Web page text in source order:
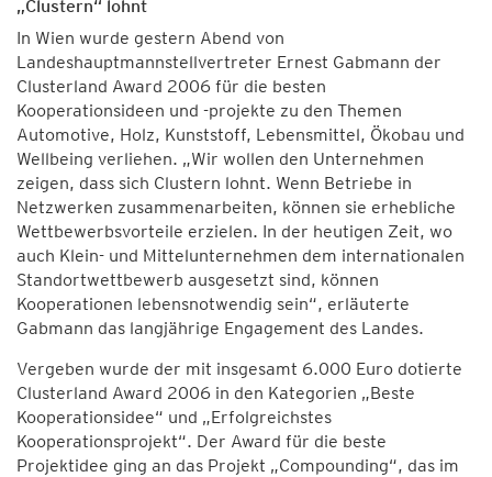
„Clustern“ lohnt
In Wien wurde gestern Abend von
Landeshauptmannstellvertreter Ernest Gabmann der
Clusterland Award 2006 für die besten
Kooperationsideen und -projekte zu den Themen
Automotive, Holz, Kunststoff, Lebensmittel, Ökobau und
Wellbeing verliehen. „Wir wollen den Unternehmen
zeigen, dass sich Clustern lohnt. Wenn Betriebe in
Netzwerken zusammenarbeiten, können sie erhebliche
Wettbewerbsvorteile erzielen. In der heutigen Zeit, wo
auch Klein- und Mittelunternehmen dem internationalen
Standortwettbewerb ausgesetzt sind, können
Kooperationen lebensnotwendig sein“, erläuterte
Gabmann das langjährige Engagement des Landes.
Vergeben wurde der mit insgesamt 6.000 Euro dotierte
Clusterland Award 2006 in den Kategorien „Beste
Kooperationsidee“ und „Erfolgreichstes
Kooperationsprojekt“. Der Award für die beste
Projektidee ging an das Projekt „Compounding“, das im